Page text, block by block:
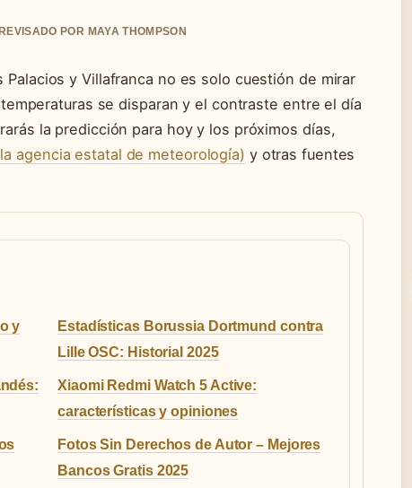
POR MAYA THOMPSON
y Villafranca no es solo cuestión de mirar
se disparan y el contraste entre el día
la predicción para hoy y los próximos días,
agencia estatal de meteorología) y otras fuentes
y
Estadísticas Borussia Dortmund contra
Lille OSC: Historial 2025
Xiaomi Redmi Watch 5 Active:
características y opiniones
Fotos Sin Derechos de Autor – Mejores
Bancos Gratis 2025